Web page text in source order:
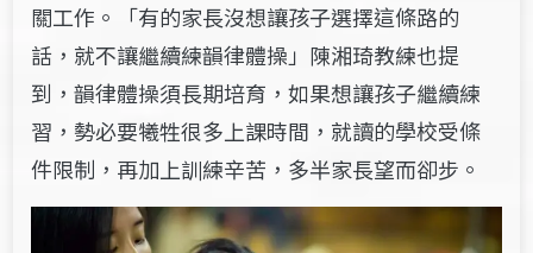
關工作。「有的家長沒想讓孩子選擇這條路的
話，就不讓繼續練韻律體操」陳湘琦教練也提
到，韻律體操須長期培育，如果想讓孩子繼續練
習，勢必要犧牲很多上課時間，就讀的學校受條
件限制，再加上訓練辛苦，多半家長望而卻步。